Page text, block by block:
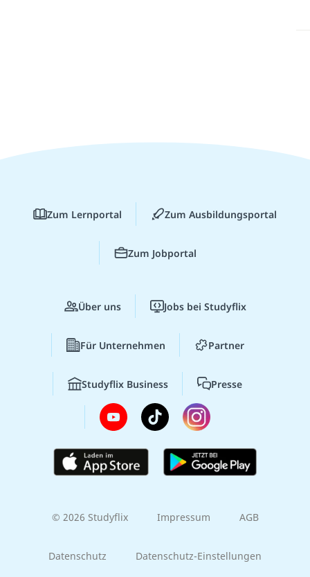
Zum Lernportal Zum Ausbildungsportal
Zum Jobportal
Über uns Jobs bei Studyflix
Für Unternehmen Partner
Studyflix Business Presse
© 2026 Studyflix Impressum AGB
Datenschutz Datenschutz-Einstellungen